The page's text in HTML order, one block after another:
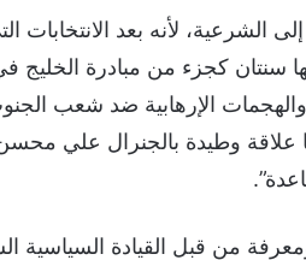
الشرعية، لأنه بعد
الإرهابية ضد شعب الجنوب
علاقة وطيدة بالجنرال علي
من قبل القيادة السياسية